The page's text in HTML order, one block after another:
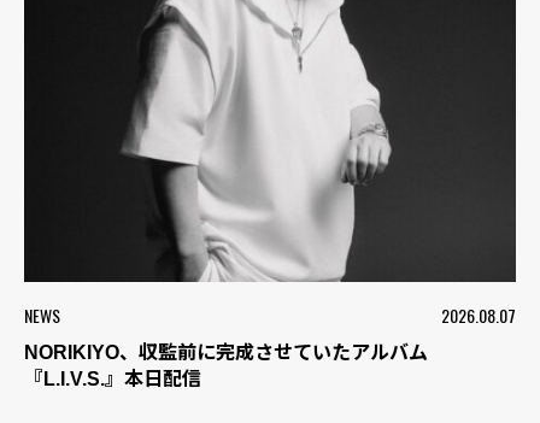
NEWS 2026.08.07
NORIKIYO、収監前に完成させていたアルバム
『L.I.V.S.』本日配信